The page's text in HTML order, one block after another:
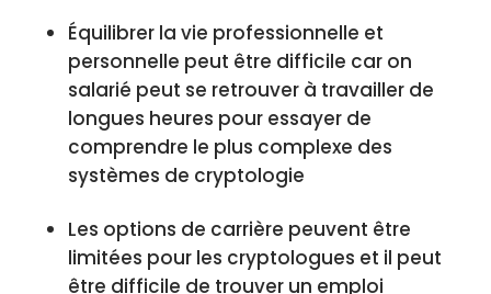
Équilibrer la vie professionnelle et
personnelle peut être difficile car on
salarié peut se retrouver à travailler de
longues heures pour essayer de
comprendre le plus complexe des
systèmes de cryptologie
Les options de carrière peuvent être
limitées pour les cryptologues et il peut
être difficile de trouver un emploi